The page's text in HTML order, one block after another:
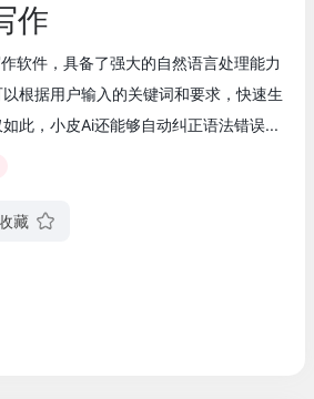
作
软件，具备了强大的自然语言处理能力
根据用户输入的关键词和要求，快速生
此，小皮Ai还能够自动纠正语法错误...
藏